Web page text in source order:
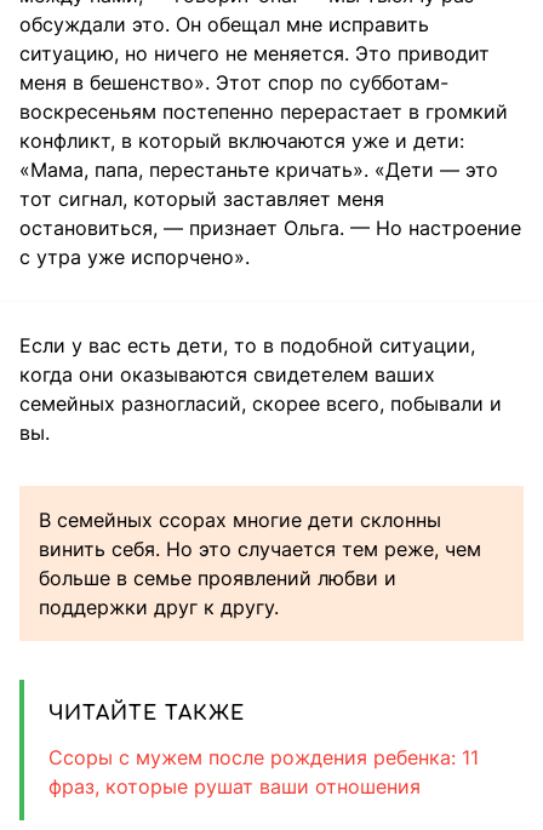
обсуждали это. Он обещал мне исправить
ситуацию, но ничего не меняется. Это приводит
меня в бешенство». Этот спор по субботам-
воскресеньям постепенно перерастает в громкий
конфликт, в который включаются уже и дети:
«Мама, папа, перестаньте кричать». «Дети — это
тот сигнал, который заставляет меня
остановиться, — признает Ольга. — Но настроение
с утра уже испорчено».
Если у вас есть дети, то в подобной ситуации,
когда они оказываются свидетелем ваших
семейных разногласий, скорее всего, побывали и
вы.
В семейных ссорах многие дети склонны
винить себя. Но это случается тем реже, чем
больше в семье проявлений любви и
поддержки друг к другу.
ЧИТАЙТЕ ТАКЖЕ
Ссоры с мужем после рождения ребенка: 11
фраз, которые рушат ваши отношения